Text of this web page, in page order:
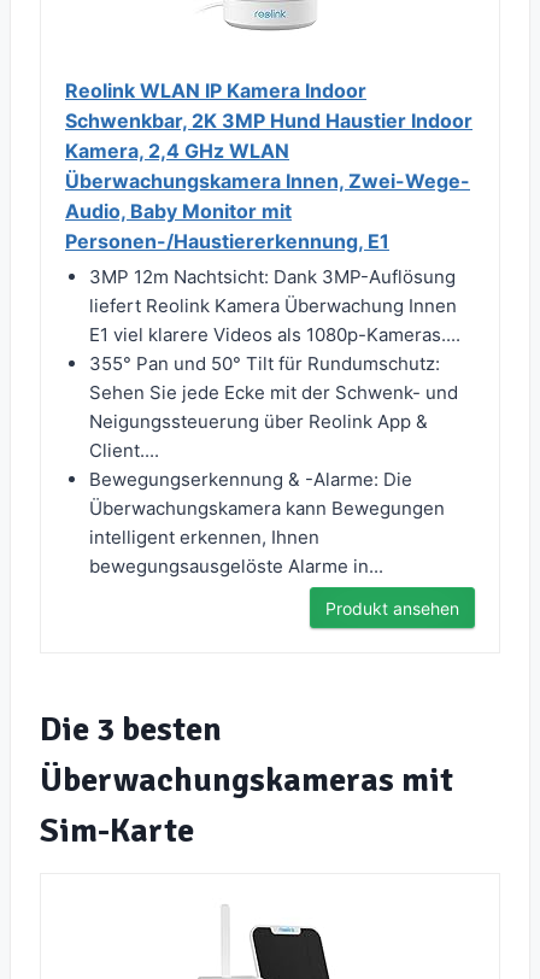
Reolink WLAN IP Kamera Indoor
Schwenkbar, 2K 3MP Hund Haustier Indoor
Kamera, 2,4 GHz WLAN
Überwachungskamera Innen, Zwei-Wege-
Audio, Baby Monitor mit
Personen-/Haustiererkennung, E1
3MP 12m Nachtsicht: Dank 3MP-Auflösung
liefert Reolink Kamera Überwachung Innen
E1 viel klarere Videos als 1080p-Kameras....
355° Pan und 50° Tilt für Rundumschutz:
Sehen Sie jede Ecke mit der Schwenk- und
Neigungssteuerung über Reolink App &
Client....
Bewegungserkennung & -Alarme: Die
Überwachungskamera kann Bewegungen
intelligent erkennen, Ihnen
bewegungsausgelöste Alarme in...
Produkt ansehen
Die 3 besten
Überwachungskameras mit
Sim-Karte